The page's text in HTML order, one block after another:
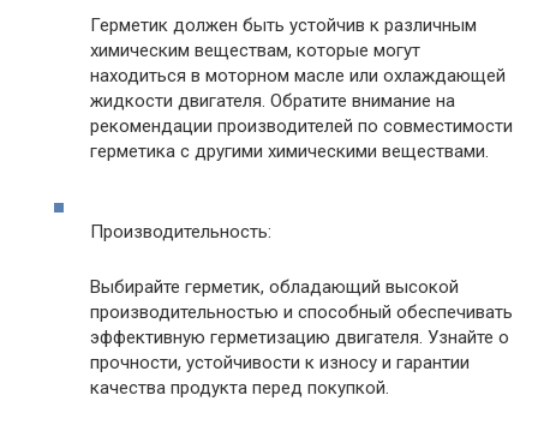
Герметик должен быть устойчив к различным
химическим веществам, которые могут
находиться в моторном масле или охлаждающей
жидкости двигателя. Обратите внимание на
рекомендации производителей по совместимости
герметика с другими химическими веществами.
Производительность:
Выбирайте герметик, обладающий высокой
производительностью и способный обеспечивать
эффективную герметизацию двигателя. Узнайте о
прочности, устойчивости к износу и гарантии
качества продукта перед покупкой.